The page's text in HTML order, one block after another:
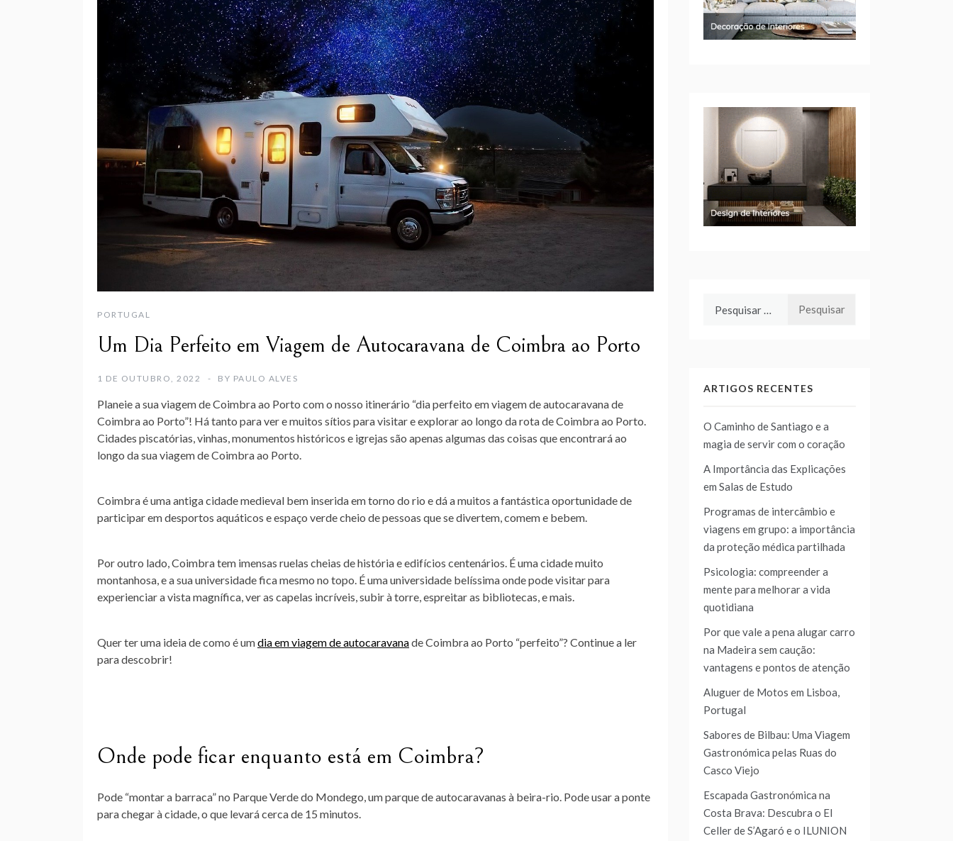
PORTUGAL
Um Dia Perfeito em Viagem de Autocaravana de Coimbra ao Porto
1 DE OUTUBRO, 2022 BY PAULO ALVES
Planeie a sua viagem de Coimbra ao Porto com o nosso itinerário “dia perfeito em viagem de autocaravana de
Coimbra ao Porto”! Há tanto para ver e muitos sítios para visitar e explorar ao longo da rota de Coimbra ao Porto.
Cidades piscatórias, vinhas, monumentos históricos e igrejas são apenas algumas das coisas que encontrará ao
longo da sua viagem de Coimbra ao Porto.
Coimbra é uma antiga cidade medieval bem inserida em torno do rio e dá a muitos a fantástica oportunidade de
participar em desportos aquáticos e espaço verde cheio de pessoas que se divertem, comem e bebem.
Por outro lado, Coimbra tem imensas ruelas cheias de história e edifícios centenários. É uma cidade muito
montanhosa, e a sua universidade fica mesmo no topo. É uma universidade belíssima onde pode visitar para
experienciar a vista magnífica, ver as capelas incríveis, subir à torre, espreitar as bibliotecas, e mais.
Quer ter uma ideia de como é umdia em viagem de autocaravanade Coimbra ao Porto “perfeito”? Continue a ler
para descobrir!
Onde pode ficar enquanto está em Coimbra?
Pode “montar a barraca” no Parque Verde do Mondego, um parque de autocaravanas à beira-rio. Pode usar a ponte
para chegar à cidade, o que levará cerca de 15 minutos.
ARTIGOS RECENTES
O Caminho de Santiago e a
magia de servir com o coração
A Importância das Explicações
em Salas de Estudo
Programas de intercâmbio e
viagens em grupo: a importância
da proteção médica partilhada
Psicologia: compreender a
mente para melhorar a vida
quotidiana
Por que vale a pena alugar carro
na Madeira sem caução:
vantagens e pontos de atenção
Aluguer de Motos em Lisboa,
Portugal
Sabores de Bilbau: Uma Viagem
Gastronómica pelas Ruas do
Casco Viejo
Escapada Gastronómica na
Costa Brava: Descubra o El
Celler de S’Agaró e o ILUNION